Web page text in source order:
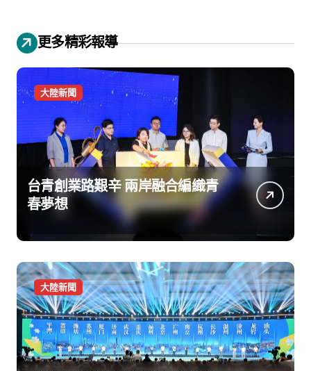
更多精彩報導
大陸新聞
台青創業路艱辛 兩岸融合編織青
春夢想
大陸新聞